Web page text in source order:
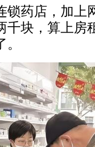
锁药店，加上
千块，算上房